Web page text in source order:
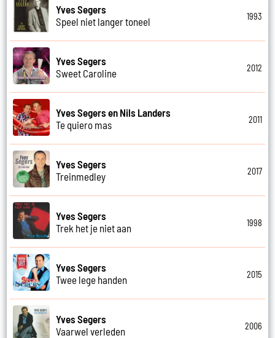
Yves Segers
Speel niet langer toneel
1993
Yves Segers
Sweet Caroline
2012
Yves Segers en Nils Landers
Te quiero mas
2011
Yves Segers
Treinmedley
2017
Yves Segers
Trek het je niet aan
1998
Yves Segers
Twee lege handen
2015
Yves Segers
Vaarwel verleden
2006